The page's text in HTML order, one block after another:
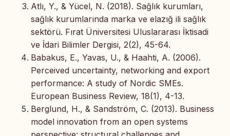
Atlı, Y., & Yücel, N. (2018). Sağlık kurumları,
sağlık kurumlarında marka ve elazığ ili sağlık
sektörü. Fırat Üniversitesi Uluslararası İktisadi
ve İdari Bilimler Dergisi, 2(2), 45-64.
Babakus, E., Yavas, U., & Haahti, A. (2006).
Perceived uncertainty, networking and export
performance: A study of Nordic SMEs.
European Business Review, 18(1), 4-13.
Berglund, H., & Sandström, C. (2013). Business
model innovation from an open systems